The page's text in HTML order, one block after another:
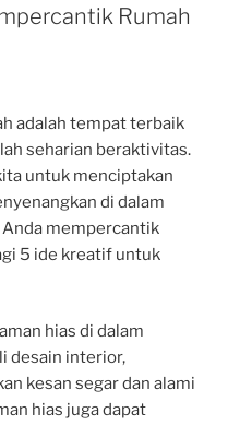
Rumah
adalah tempat terbaik
seharian beraktivitas.
untuk menciptakan
di dalam
mempercantik
5 ide kreatif untuk
hias di dalam
desain interior,
kesan segar dan alami
hias juga dapat